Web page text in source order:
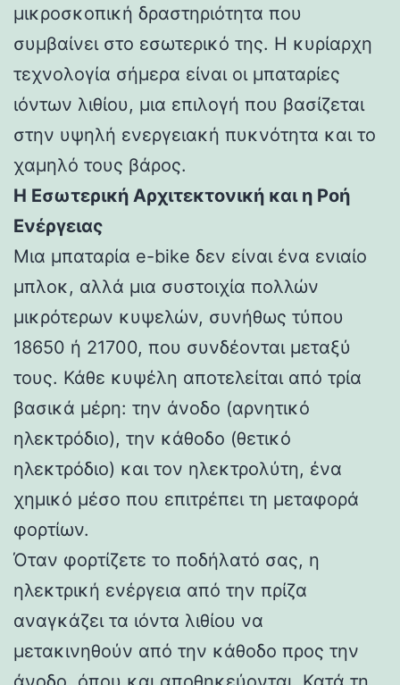
μικροσκοπική δραστηριότητα που
συμβαίνει στο εσωτερικό της. Η κυρίαρχη
τεχνολογία σήμερα είναι οι μπαταρίες
ιόντων λιθίου, μια επιλογή που βασίζεται
στην υψηλή ενεργειακή πυκνότητα και το
χαμηλό τους βάρος.
Η Εσωτερική Αρχιτεκτονική και η Ροή
Ενέργειας
Μια μπαταρία e-bike δεν είναι ένα ενιαίο
μπλοκ, αλλά μια συστοιχία πολλών
μικρότερων κυψελών, συνήθως τύπου
18650 ή 21700, που συνδέονται μεταξύ
τους. Κάθε κυψέλη αποτελείται από τρία
βασικά μέρη: την άνοδο (αρνητικό
ηλεκτρόδιο), την κάθοδο (θετικό
ηλεκτρόδιο) και τον ηλεκτρολύτη, ένα
χημικό μέσο που επιτρέπει τη μεταφορά
φορτίων.
Όταν φορτίζετε το ποδήλατό σας, η
ηλεκτρική ενέργεια από την πρίζα
αναγκάζει τα ιόντα λιθίου να
μετακινηθούν από την κάθοδο προς την